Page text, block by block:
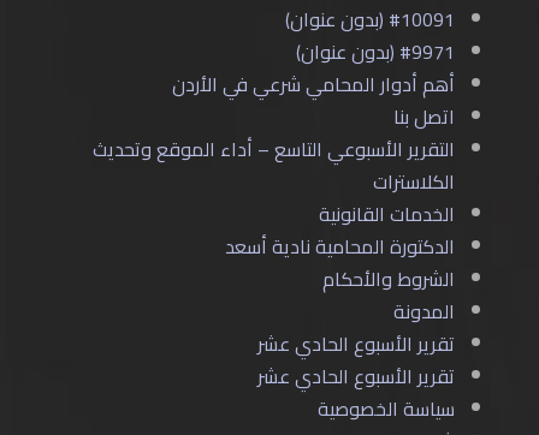
#10091 (بدون عنوان)
#9971 (بدون عنوان)
أهم أدوار المحامي شرعي في الأردن
اتصل بنا
التقرير الأسبوعي التاسع – أداء الموقع وتحديث
الكلاسترات
الخدمات القانونية
الدكتورة المحامية نادية أسعد
الشروط والأحكام
المدونة
تقرير الأسبوع الحادي عشر
تقرير الأسبوع الحادي عشر
سياسة الخصوصية